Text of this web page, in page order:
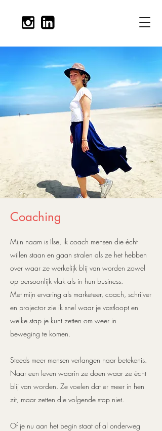
Coaching
Mijn naam is Ilse, ik coach mensen die écht
willen staan en gaan stralen als ze het hebben
over waar ze werkelijk blij van worden zowel
op persoonlijk vlak als in hun business.
Met mijn ervaring als marketeer, coach, schrijver
en projector zie ik snel waar je vastloopt en
welke stap je kunt zetten om weer in
beweging te komen.
Steeds meer mensen verlangen naar betekenis.
Naar een leven waarin ze doen waar ze écht
blij van worden. Ze voelen dat er meer in hen
zit, maar zetten die volgende stap niet.
Of je nu aan het begin staat of al onderweg